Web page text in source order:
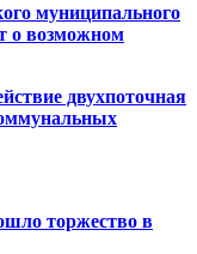
муниципального
о возможном
двухпоточная
торжество в